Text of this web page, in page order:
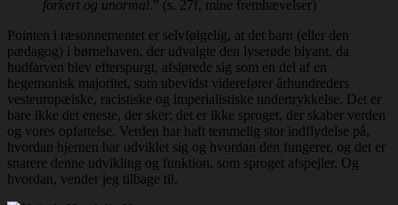
forkert og unormal.” (s. 27f, mine fremhævelser)
Pointen i ræsonnementet er selvfølgelig, at det barn (eller den
pædagog) i børnehaven, der udvalgte den lyserøde blyant, da
hudfarven blev efterspurgt, afslørede sig som en del af en
hegemonisk majoritet, som ubevidst viderefører århundreders
vesteuropæiske, racistiske og imperialistiske undertrykkelse. Det er
bare ikke det eneste, der sker; det er ikke sproget, der skaber verden
og vores opfattelse. Verden har haft temmelig stor indflydelse på,
hvordan hjernen har udviklet sig og hvordan den fungerer, og det er
snarere denne udvikling og funktion, som sproget afspejler. Og
hvordan, vender jeg tilbage til.